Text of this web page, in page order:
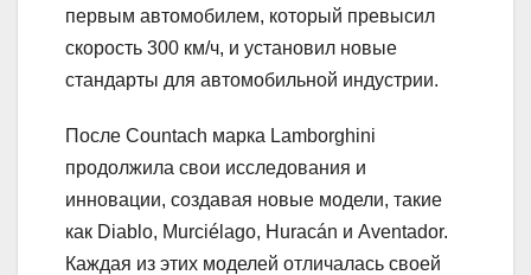
первым автомобилем, который превысил
скорость 300 км/ч, и установил новые
стандарты для автомобильной индустрии.
После Countach марка Lamborghini
продолжила свои исследования и
инновации, создавая новые модели, такие
как Diablo, Murciélago, Huracán и Aventador.
Каждая из этих моделей отличалась своей